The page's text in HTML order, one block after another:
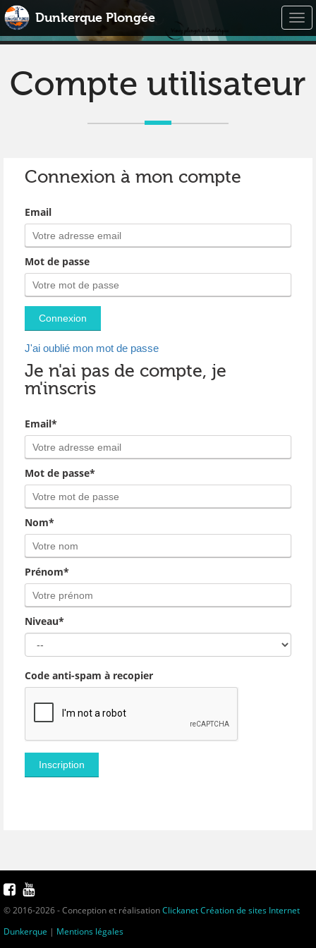
Dunkerque Plongée
Compte utilisateur
Connexion à mon compte
Email
Mot de passe
J'ai oublié mon mot de passe
Je n'ai pas de compte, je
m'inscris
Email*
Mot de passe*
Nom*
Prénom*
Niveau*
Code anti-spam à recopier
© 2016-2026 - Conception et réalisationClickanet Création de sites Internet
Dunkerque | Mentions légales